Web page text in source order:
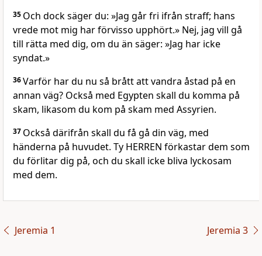
35 Och dock säger du: »Jag går fri ifrån straff; hans
vrede mot mig har förvisso upphört.» Nej, jag vill gå
till rätta med dig, om du än säger: »Jag har icke
syndat.»
36Varför har du nu så brått att vandra åstad på en
annan väg? Också med Egypten skall du komma på
skam, likasom du kom på skam med Assyrien.
37 Också därifrån skall du få gå din väg, med
händerna på huvudet. Ty HERREN förkastar dem som
du förlitar dig på, och du skall icke bliva lyckosam
med dem.
Jeremia 1 Jeremia 3